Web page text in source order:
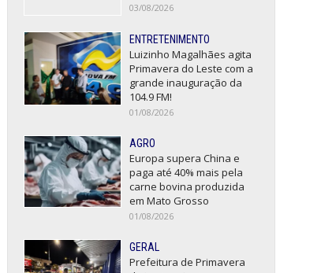
03/08/2026
ENTRETENIMENTO
Luizinho Magalhães agita
Primavera do Leste com a
grande inauguração da
104.9 FM!
01/08/2026
AGRO
Europa supera China e
paga até 40% mais pela
carne bovina produzida
em Mato Grosso
01/08/2026
GERAL
Prefeitura de Primavera